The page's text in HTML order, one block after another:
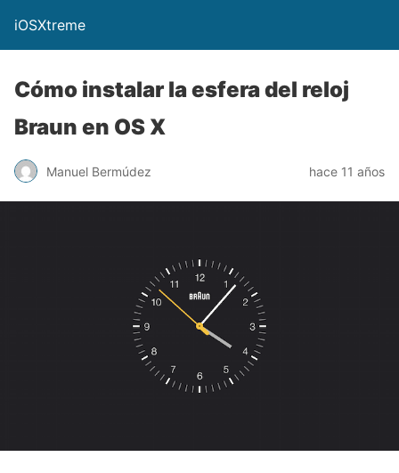
iOSXtreme
Cómo instalar la esfera del reloj
Braun en OS X
Manuel Bermúdez hace 11 años